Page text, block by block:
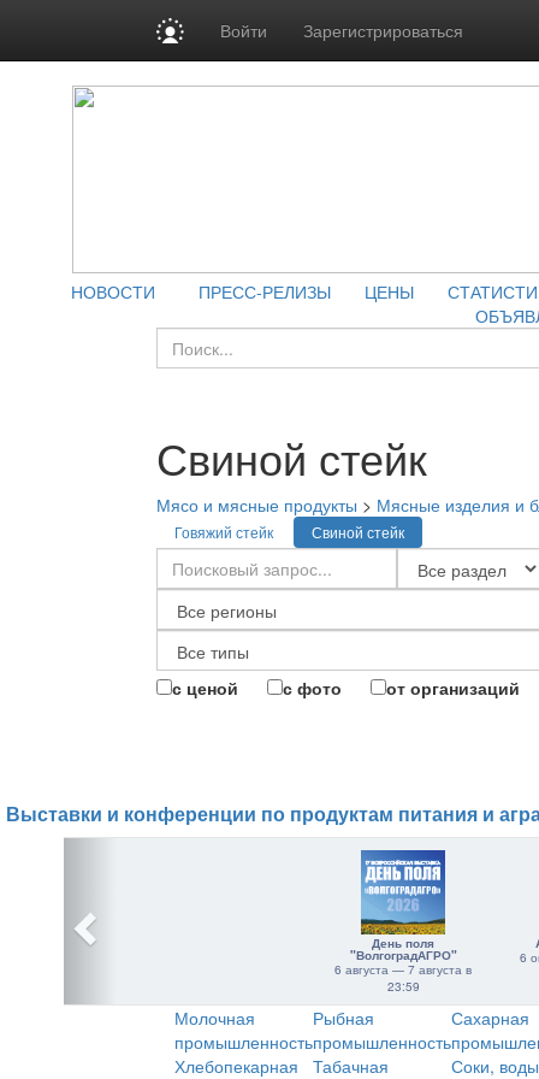
Войти Зарегистрироваться
НОВОСТИ ПРЕСС-РЕЛИЗЫ ЦЕНЫ
Свиной стейк
Мясо и мясные продукты > Мясные изделия и
Говяжий стейк Свиной стейк
с ценой с фото от организаций
Выставки и конференции по продуктам питания и
День поля
"ВолгоградАГРО"
6 августа — 7 августа в
23:59
6
Молочная
промышленность
Рыбная
промышленность
Сахарная
Хлебопекарная
Табачная
Соки,